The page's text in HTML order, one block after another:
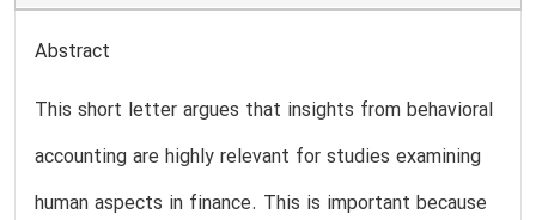
Abstract
This short letter argues that insights from behavioral
accounting are highly relevant for studies examining
human aspects in finance. This is important because